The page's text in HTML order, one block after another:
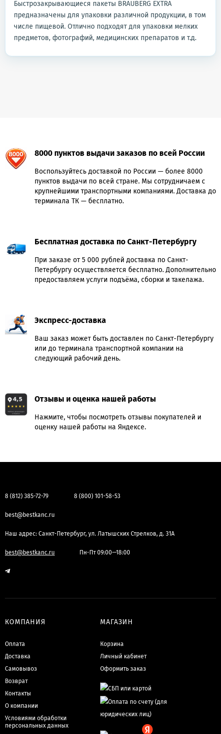
Быстрозакрывающиеся пакеты BRAUBERG EXTRA
предназначены для упаковки различной продукции, в том
числе пищевой. Отлично подходят для упаковки мелких
предметов, фотографий, медицинских препаратов и т.д.
8000 пунктов выдачи заказов по всей России
Воспользуйтесь доставкой по России — более 8000
пунктов выдачи по всей стране. Мы сотрудничаем с
крупнейшими транспортными компаниями. Доставка до
терминала ТК — бесплатно.
Бесплатная доставка по Санкт-Петербургу
При заказе от 5 000 рублей доставка по Санкт-
Петербургу осуществляется бесплатно. Дополнительно
предоставляем услуги подъёма, сборки и такелажа.
Экспресс-доставка
Ваш заказ может быть доставлен по Санкт-Петербургу
или до терминала транспортной компании на
следующий рабочий день.
Отзывы и оценка нашей работы
Нажмите, чтобы посмотреть отзывы покупателей и
оценку нашей работы на Яндексе.
8 (812) 385-72-79 8 (800) 101-58-53
best@bestkanc.ru
Наш адрес: Санкт-Петербург, ул. Латышских Стрелков, д. 31А
best@bestkanc.ru Пн-Пт 09:00—18:00
КОМПАНИЯ
Оплата
Доставка
Самовывоз
Возврат
Контакты
О компании
Условиями обработки
персональных данных
МАГАЗИН
Корзина
Личный кабинет
Оформить заказ